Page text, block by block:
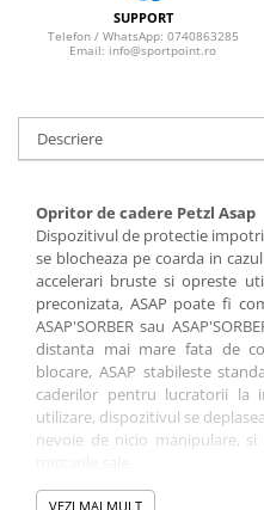
SUPPORT
Telefon / WhatsApp: 0740863285
Email: info@sportpoint.ro
Descriere
Opritor de cadere Petzl Asap
Dispozitivul de protectie
se blocheaza pe coarda in
accelerari bruste si opreste
preconizata, ASAP poate fi
ASAP'SORBER sau
distanta mai mare fata de
blocare, ASAP stabileste
caderilor pentru lucratorii la
utilizare, dispozitivul se
nevoie de nicio manipulare,
VEZI MAI MULT